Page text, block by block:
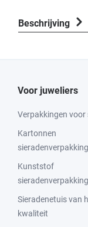
Beschrijving
Voor juweliers
Verpakkingen voor
Kartonnen
sieradenverpakking
Kunststof
sieradenverpakking
Sieradenetuis van
kwaliteit